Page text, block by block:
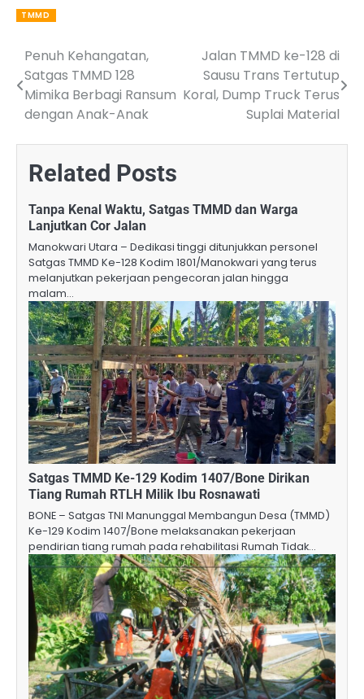
TMMD
Post
navigation
Penuh Kehangatan,
Satgas TMMD 128
Mimika Berbagi Ransum
dengan Anak-Anak
Jalan TMMD ke-128 di
Sausu Trans Tertutup
Koral, Dump Truck Terus
Suplai Material
Related Posts
Tanpa Kenal Waktu, Satgas TMMD dan Warga
Lanjutkan Cor Jalan
Manokwari Utara – Dedikasi tinggi ditunjukkan personel
Satgas TMMD Ke-128 Kodim 1801/Manokwari yang terus
melanjutkan pekerjaan pengecoran jalan hingga
malam…
Satgas TMMD Ke-129 Kodim 1407/Bone Dirikan
Tiang Rumah RTLH Milik Ibu Rosnawati
BONE – Satgas TNI Manunggal Membangun Desa (TMMD)
Ke-129 Kodim 1407/Bone melaksanakan pekerjaan
pendirian tiang rumah pada rehabilitasi Rumah Tidak…